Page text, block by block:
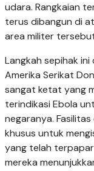
udara. Rangkaian
terus dibangun di
area militer
Langkah sepihak
Amerika Serikat
sangat ketat yang
terindikasi Ebola
negaranya.
khusus untuk
yang telah
mereka